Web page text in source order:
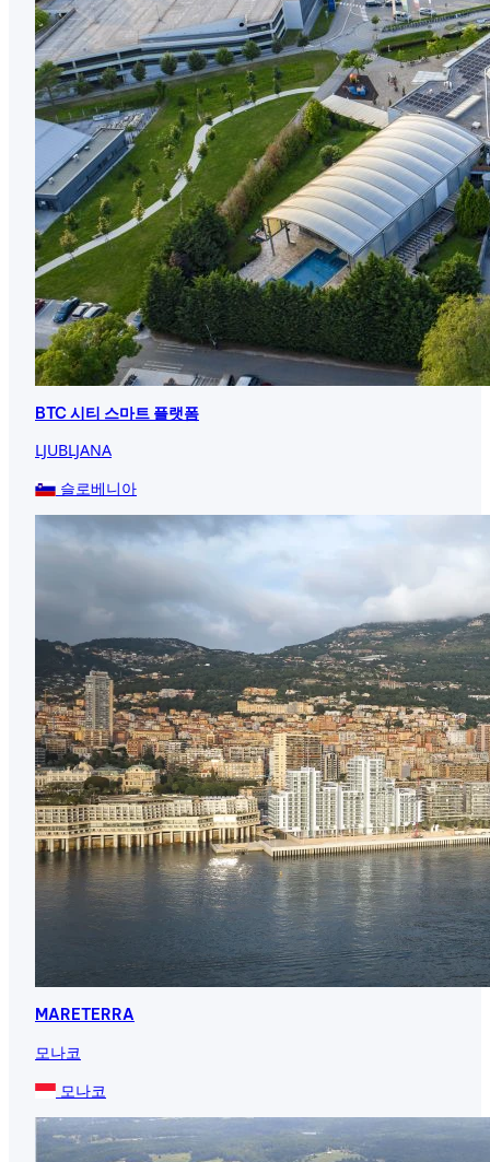
BTC 시티 스마트 플랫폼
LJUBLJANA
슬로베니아
MARETERRA
모나코
모나코